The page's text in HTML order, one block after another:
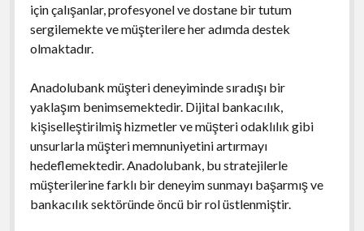
için çalışanlar, profesyonel ve dostane bir tutum
sergilemekte ve müşterilere her adımda destek
olmaktadır.
Anadolubank müşteri deneyiminde sıradışı bir
yaklaşım benimsemektedir. Dijital bankacılık,
kişiselleştirilmiş hizmetler ve müşteri odaklılık gibi
unsurlarla müşteri memnuniyetini artırmayı
hedeflemektedir. Anadolubank, bu stratejilerle
müşterilerine farklı bir deneyim sunmayı başarmış ve
bankacılık sektöründe öncü bir rol üstlenmiştir.